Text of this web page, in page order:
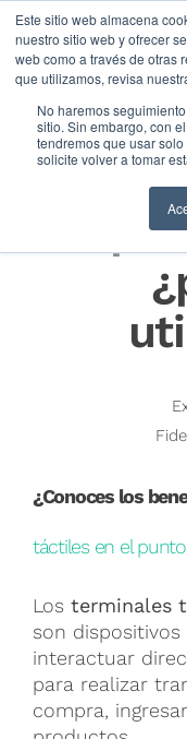
Este sitio web almacena
nuestro sitio web y ofrecer
web como a través de otras
que utilizamos, revisa
No haremos
sitio. Sin embargo, con
tendremos que usar
solicite volver a tomar
en
¿Conoces los
táctiles en el
Los terminales
son
interactuar
para realizar
compra,